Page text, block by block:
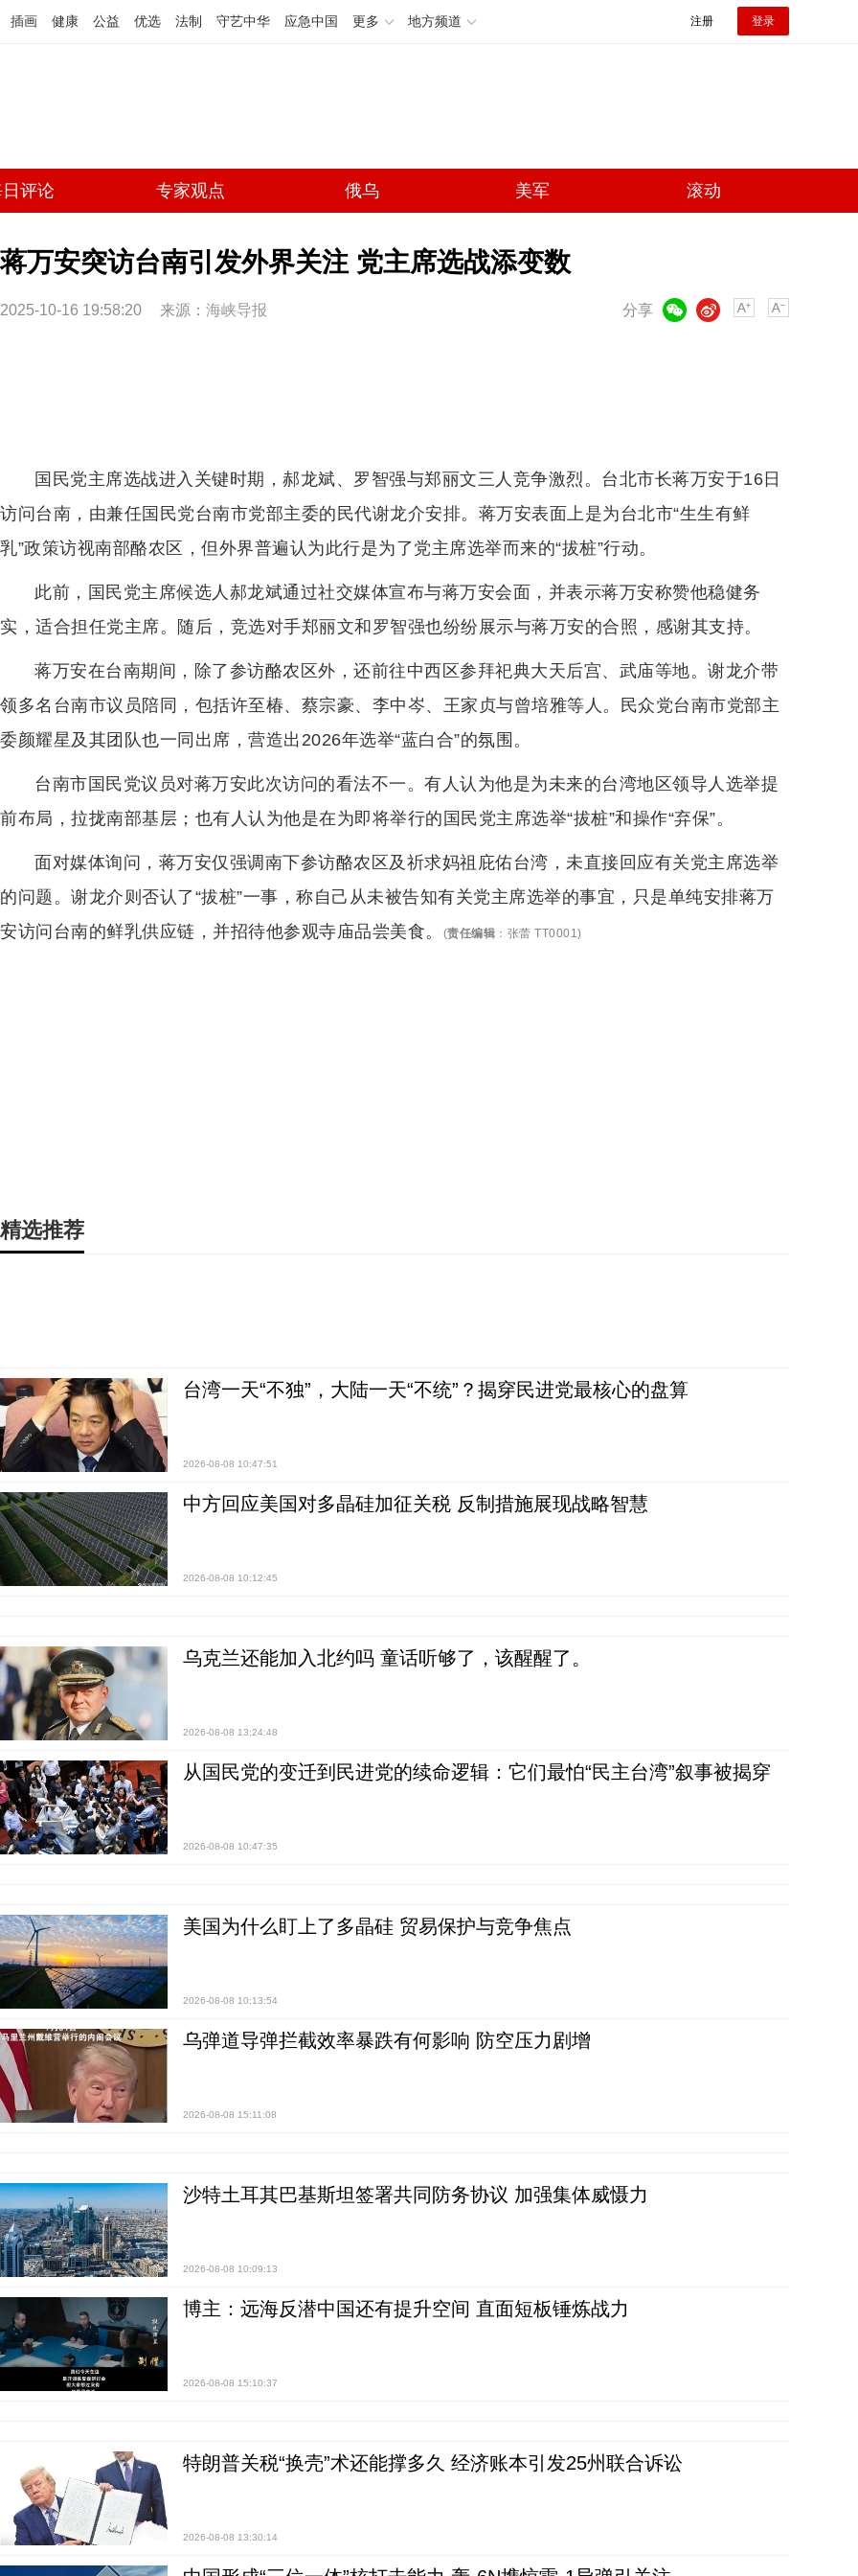
插画 健康 公益 优选 法制 守艺中华 应急中国 更多 地方频道 注册 登录
评论 专家观点 俄乌 美军 滚动
蒋万安突访台南引发外界关注 党主席选战添变数
2025-10-16 19:58:20 来源： 海峡导报 分享
微博
国民党主席选战进入关键时期，郝龙斌、罗智强与郑丽文三人竞争激烈。台北市长蒋万安于16日
访问台南，由兼任国民党台南市党部主委的民代谢龙介安排。蒋万安表面上是为台北市“生生有鲜
乳”政策访视南部酪农区，但外界普遍认为此行是为了党主席选举而来的“拔桩”行动。
此前，国民党主席候选人郝龙斌通过社交媒体宣布与蒋万安会面，并表示蒋万安称赞他稳健务
实，适合担任党主席。随后，竞选对手郑丽文和罗智强也纷纷展示与蒋万安的合照，感谢其支持。
蒋万安在台南期间，除了参访酪农区外，还前往中西区参拜祀典大天后宫、武庙等地。谢龙介带
领多名台南市议员陪同，包括许至椿、蔡宗豪、李中岑、王家贞与曾培雅等人。民众党台南市党部主
委颜耀星及其团队也一同出席，营造出2026年选举“蓝白合”的氛围。
台南市国民党议员对蒋万安此次访问的看法不一。有人认为他是为未来的台湾地区领导人选举提
前布局，拉拢南部基层；也有人认为他是在为即将举行的国民党主席选举“拔桩”和操作“弃保”。
面对媒体询问，蒋万安仅强调南下参访酪农区及祈求妈祖庇佑台湾，未直接回应有关党主席选举
的问题。谢龙介则否认了“拔桩”一事，称自己从未被告知有关党主席选举的事宜，只是单纯安排蒋万
安访问台南的鲜乳供应链，并招待他参观寺庙品尝美食。
(责任编辑 ： 张蕾 TT0001)
精选推荐
台湾一天“不独”，大陆一天“不统”？揭穿民进党最核心的盘算
2026-08-08 10:47:51
中方回应美国对多晶硅加征关税 反制措施展现战略智慧
2026-08-08 10:12:45
乌克兰还能加入北约吗 童话听够了，该醒醒了。
2026-08-08 13:24:48
从国民党的变迁到民进党的续命逻辑：它们最怕“民主台湾”叙事被揭穿
2026-08-08 10:47:35
美国为什么盯上了多晶硅 贸易保护与竞争焦点
2026-08-08 10:13:54
乌弹道导弹拦截效率暴跌有何影响 防空压力剧增
2026-08-08 15:11:08
沙特土耳其巴基斯坦签署共同防务协议 加强集体威慑力
2026-08-08 10:09:13
博主：远海反潜中国还有提升空间 直面短板锤炼战力
2026-08-08 15:10:37
特朗普关税“换壳”术还能撑多久 经济账本引发25州联合诉讼
2026-08-08 13:30:14